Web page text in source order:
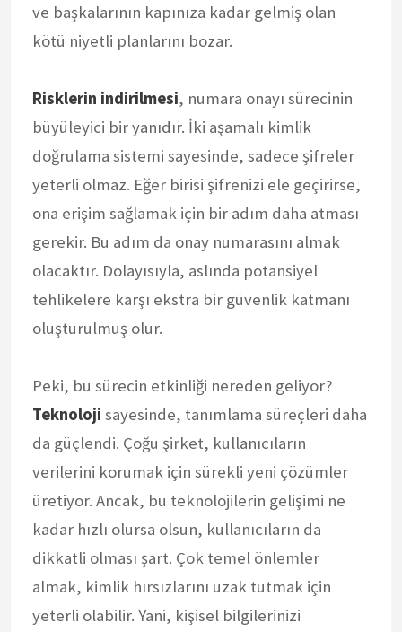
ve başkalarının kapınıza kadar gelmiş olan
kötü niyetli planlarını bozar.
Risklerin indirilmesi, numara onayı sürecinin
büyüleyici bir yanıdır. İki aşamalı kimlik
doğrulama sistemi sayesinde, sadece şifreler
yeterli olmaz. Eğer birisi şifrenizi ele geçirirse,
ona erişim sağlamak için bir adım daha atması
gerekir. Bu adım da onay numarasını almak
olacaktır. Dolayısıyla, aslında potansiyel
tehlikelere karşı ekstra bir güvenlik katmanı
oluşturulmuş olur.
Peki, bu sürecin etkinliği nereden geliyor?
Teknoloji sayesinde, tanımlama süreçleri daha
da güçlendi. Çoğu şirket, kullanıcıların
verilerini korumak için sürekli yeni çözümler
üretiyor. Ancak, bu teknolojilerin gelişimi ne
kadar hızlı olursa olsun, kullanıcıların da
dikkatli olması şart. Çok temel önlemler
almak, kimlik hırsızlarını uzak tutmak için
yeterli olabilir. Yani, kişisel bilgilerinizi